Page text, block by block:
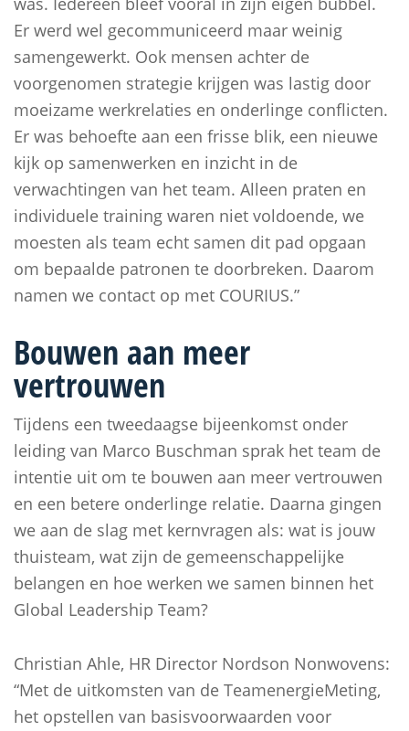
Er werd wel gecommuniceerd maar weinig
samengewerkt. Ook mensen achter de
voorgenomen strategie krijgen was lastig door
moeizame werkrelaties en onderlinge conflicten.
Er was behoefte aan een frisse blik, een nieuwe
kijk op samenwerken en inzicht in de
verwachtingen van het team. Alleen praten en
individuele training waren niet voldoende, we
moesten als team echt samen dit pad opgaan
om bepaalde patronen te doorbreken. Daarom
namen we contact op met COURIUS.”
Bouwen aan meer
vertrouwen
Tijdens een tweedaagse bijeenkomst onder
leiding van Marco Buschman sprak het team de
intentie uit om te bouwen aan meer vertrouwen
en een betere onderlinge relatie. Daarna gingen
we aan de slag met kernvragen als: wat is jouw
thuisteam, wat zijn de gemeenschappelijke
belangen en hoe werken we samen binnen het
Global Leadership Team?
Christian Ahle, HR Director Nordson Nonwovens:
“Met de uitkomsten van de TeamenergieMeting,
het opstellen van basisvoorwaarden voor